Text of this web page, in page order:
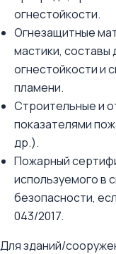
огнестойкости.
Огнезащитные
мастики,
огнестойкости и
пламени.
Строительные и
показателями
др.).
Пожарный
используемого в
безопасности,
043/2017.
Для зданий/